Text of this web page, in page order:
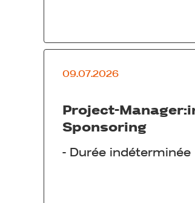
09.07.2026
Project-
Sponsoring
- Durée indéterminée